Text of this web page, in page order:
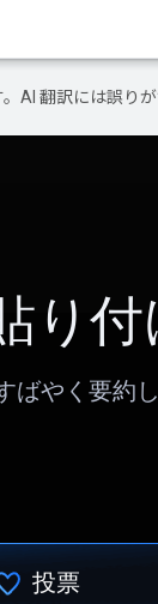
AI 翻訳には誤りが
り付
ばやく要約
投票